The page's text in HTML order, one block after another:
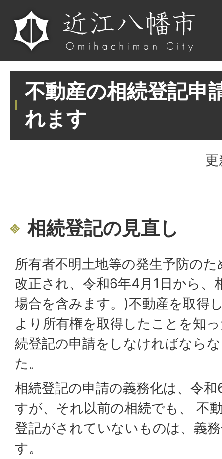
不動産の相続登記申
れます
相続登記の見直し
所有者不明土地等の発生予防の
改正され、令和6年4月1日から、
場合を含みます。)不動産を取得
より所有権を取得したことを知
続登記の申請をしなければなら
た。
相続登記の申請の義務化は、令
すが、それ以前の相続でも、 不
登記がされていないものは、義
す。